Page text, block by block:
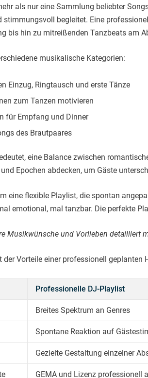
als nur eine Sammlung beliebter
begleitet. Eine
bis hin zu mitreißenden Tanzbeats am
musikalische Kategorien:
Einzug, Ringtausch und erste Tänze
zum Tanzen motivieren
für Empfang und Dinner
des Brautpaares
eine Balance zwischen
Epochen abdecken, um Gäste
eine flexible Playlist, die spontan
emotional, mal tanzbar. Die perfekte
Musikwünsche und Vorlieben detailliert
der Vorteile einer professionell
Professionelle DJ-Playlist
Breites Spektrum an Genres
Spontane Reaktion auf
Gezielte Gestaltung einzelner
GEMA und Lizenz professionell